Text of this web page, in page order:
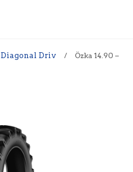
Diagonal Driv /
Özka 14.90 –